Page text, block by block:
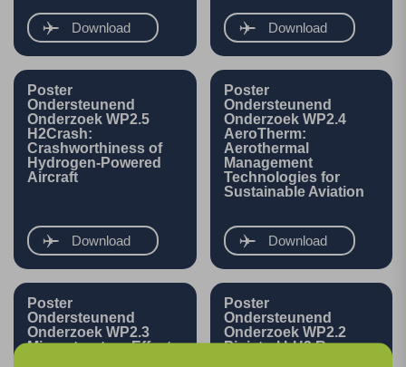
Download Download
Poster
Ondersteunend
Onderzoek WP2.5
H2Crash:
Crashworthiness of
Hydrogen-Powered
Aircraft
Download
Poster
Ondersteunend
Onderzoek WP2.4
AeroTherm:
Aerothermal
Management
Technologies for
Sustainable Aviation
Download
Poster
Ondersteunend
Onderzoek WP2.3
Microstructure Effects
Poster
Ondersteunend
Onderzoek WP2.2
Pipistrel LH2 Range